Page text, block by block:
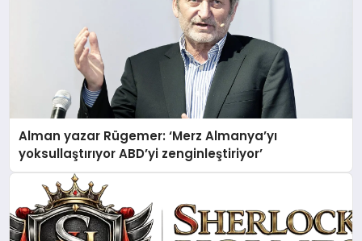
Alman yazar Rügemer: ‘Merz Almanya’yı
yoksullaştırıyor ABD’yi zenginleştiriyor’